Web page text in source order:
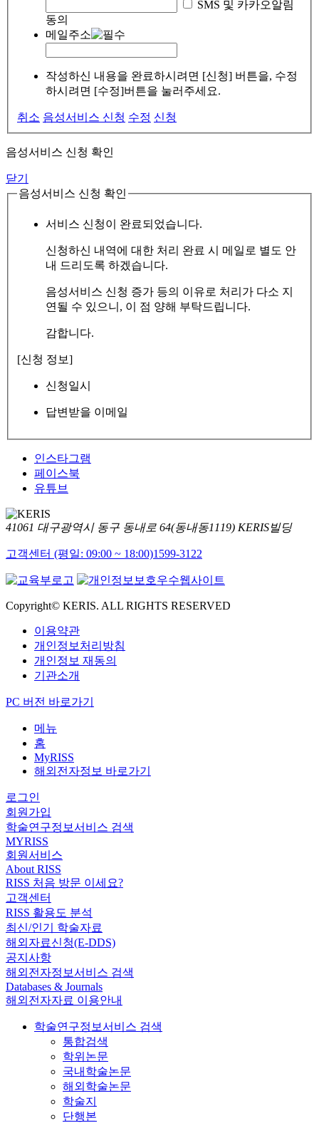
SMS 및 카카오알림
동의
메일주소
작성하신 내용을 완료하시려면 [신청] 버튼을, 수정
하시려면 [수정]버튼을 눌러주세요.
취소 음성서비스 신청 수정 신청
음성서비스 신청 확인
닫기
음성서비스 신청 확인
서비스 신청이 완료되었습니다.
신청하신 내역에 대한 처리 완료 시 메일로 별도 안
내 드리도록 하겠습니다.
음성서비스 신청 증가 등의 이유로 처리가 다소 지
연될 수 있으니, 이 점 양해 부탁드립니다.
감합니다.
[신청 정보]
신청일시
답변받을 이메일
인스타그램
페이스북
유튜브
41061 대구광역시 동구 동내로 64(동내동1119) KERIS빌딩
고객센터 (평일: 09:00 ~ 18:00)1599-3122
Copyright© KERIS. ALL RIGHTS RESERVED
이용약관
개인정보처리방침
개인정보 재동의
기관소개
PC 버전 바로가기
메뉴
홈
MyRISS
해외전자정보 바로가기
로그인
회원가입
학술연구정보서비스 검색
MYRISS
회원서비스
About RISS
RISS 처음 방문 이세요?
고객센터
RISS 활용도 분석
최신/인기 학술자료
해외자료신청(E-DDS)
공지사항
해외전자정보서비스 검색
Databases & Journals
해외전자자료 이용안내
학술연구정보서비스 검색
통합검색
학위논문
국내학술논문
해외학술논문
학술지
단행본